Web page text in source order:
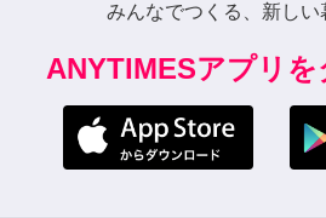
みんなでつくる、新しい
ANYTIMESアプリ